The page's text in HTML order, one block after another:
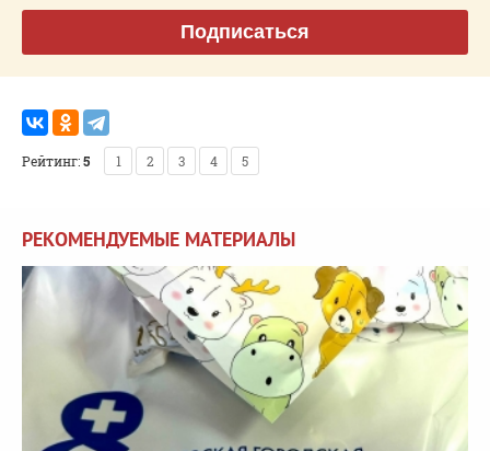
Подписаться
Рейтинг:5 1 2 3 4 5
РЕКОМЕНДУЕМЫЕ МАТЕРИАЛЫ